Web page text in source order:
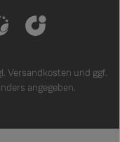
Versandkosten und ggf.
angegeben.